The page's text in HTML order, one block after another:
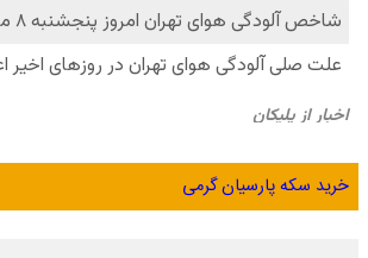
خرید سکه پارسیان گرمی